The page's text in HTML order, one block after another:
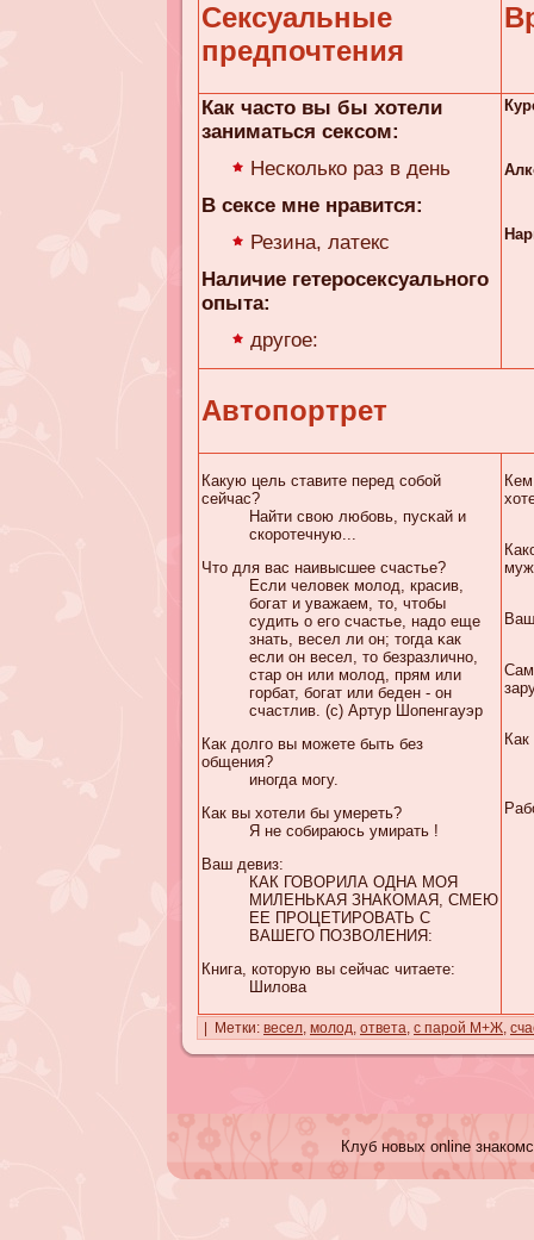
Сексуальные
предпочтения
Как часто вы бы хотели
заниматься сексом:
Несколько раз в день
В сексе мне нравится:
Резина, латекс
Наличие гетеросексуального
опыта:
другое:
Автопортрет
Какую цель ставите перед собой
сейчас?
Найти свою любовь, пусκaй и
скоротечную...
Что для вас наивысшее счастье?
Если человек молод, красив,
богат и уважаем, то, чтобы
судить о его счастье, надо еще
знать, весел ли он; тогда κaк
если он весел, то безразлично,
стар он или молод, прям или
горбат, богат или беден - он
счастлив. (с) Артур Шопенгауэр
Как долго вы можете быть без
общения?
иногда могу.
Как вы хотели бы умереть?
Я не собираюсь умирать !
Ваш девиз:
КАК ГОВОРИЛА ОДНА МОЯ
МИЛЕНЬКАЯ ЗНАКОМАЯ, СМЕЮ
ЕЕ ПРОЦЕТИРОВАТЬ С
ВАШЕГО ПОЗВОЛЕНИЯ:
Книга, которую вы сейчас читаете:
Шилова
| Метки: весел, молод, ответа, с парой М+Ж,
Клуб новых online